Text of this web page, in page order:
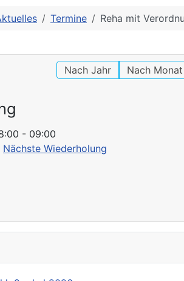
Termine Reha mit
Nach Jahr Nach Monat
- 09:00
Nächste Wiederholung